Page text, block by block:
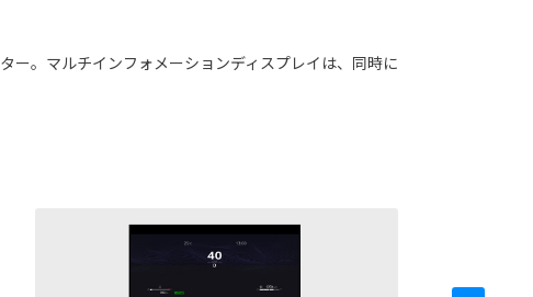
。マルチインフォメーションディスプレイは、同時に